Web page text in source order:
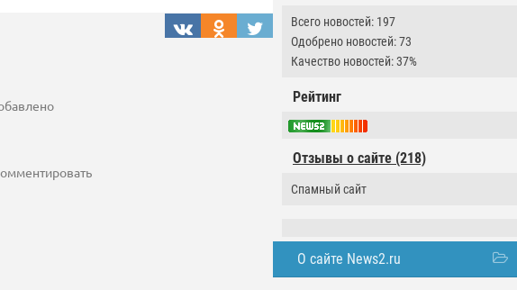
Всего новостей: 197
Одобрено новостей: 73
Качество новостей: 37%
Рейтинг
Отзывы о сайте (218)
Спамный сайт
О сайте News2.ru